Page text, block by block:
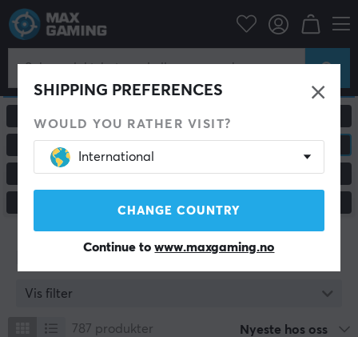
SHIPPING PREFERENCES
WOULD YOU RATHER VISIT?
International
CHANGE COUNTRY
Continue towww.maxgaming.no
GAMING TASTATUR CUSTOM KEYBOARD
Vis filter
787 produkter Nyeste hos oss